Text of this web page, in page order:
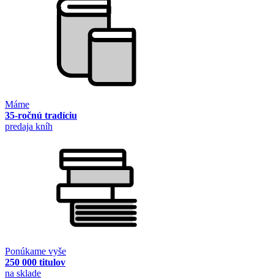
Máme
35-ročnú tradíciu
predaja kníh
Ponúkame vyše
250 000 titulov
na sklade